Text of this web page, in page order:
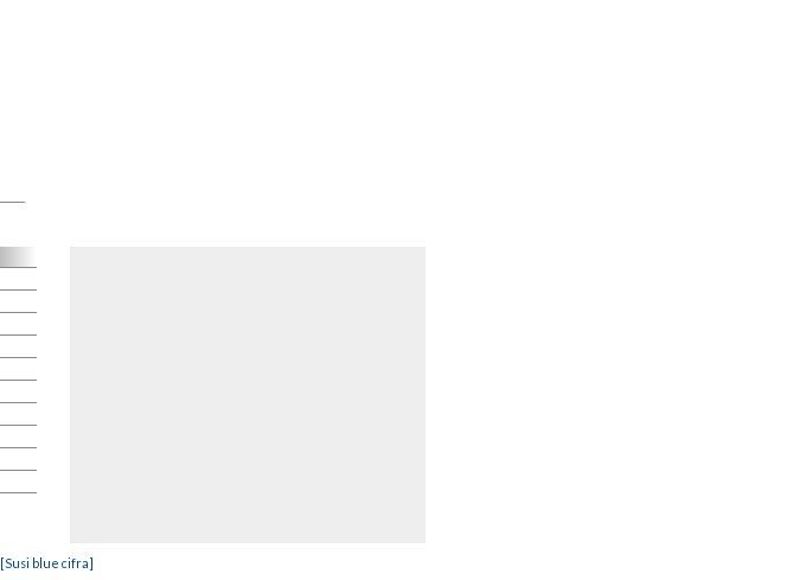
[Susi blue cifra]